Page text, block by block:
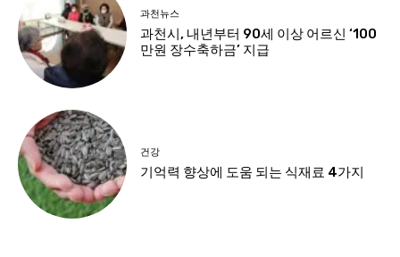
과천뉴스
과천시, 내년부터 90세 이상 어르신 ‘100
만원 장수축하금’ 지급
건강
기억력 향상에 도움 되는 식재료 4가지